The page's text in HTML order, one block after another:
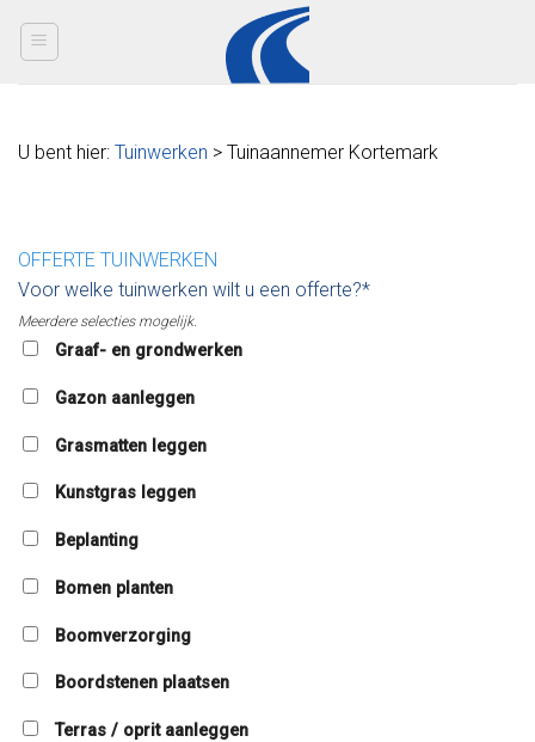
U bent hier: Tuinwerken > Tuinaannemer Kortemark
OFFERTE TUINWERKEN
Voor welke tuinwerken wilt u een offerte?*
Meerdere selecties mogelijk.
Graaf- en grondwerken
Gazon aanleggen
Grasmatten leggen
Kunstgras leggen
Beplanting
Bomen planten
Boomverzorging
Boordstenen plaatsen
Terras / oprit aanleggen